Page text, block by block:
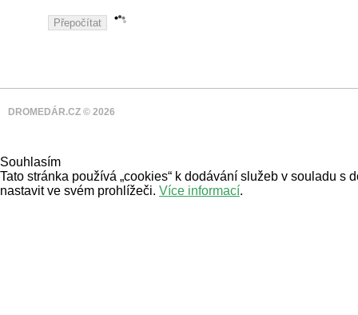
DROMEDÁR.CZ © 2026
Souhlasím
Tato stránka používá „cookies“ k dodávání služeb v souladu s
nastavit ve svém prohlížeči. Více informací.